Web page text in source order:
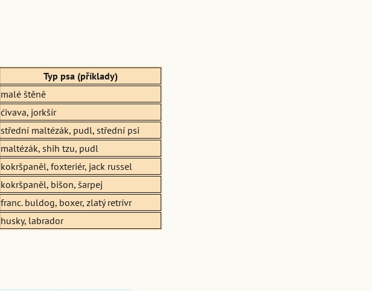
Typ psa (příklady)
malé štěně
ćivava, jorkšír
střední maltézák, pudl, střední psi
maltézák, shih tzu, pudl
kokršpaněl, foxteriér, jack russel
kokršpaněl, bišon, šarpej
franc. buldog, boxer, zlatý retrívr
husky, labrador